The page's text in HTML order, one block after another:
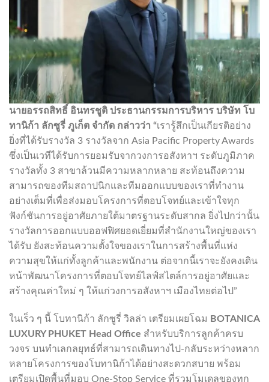
นายอรรถสิทธิ์ อินทรชูติ ประธานกรรมการบริหาร บริษัท โบ
ทานิก้า ลักซูรี่ ภูเก็ต จำกัด กล่าวว่า “เรารู้สึกเป็นเกียรติอย่าง
ยิ่งที่ได้รับรางวัล 3 รางวัลจาก Asia Pacific Property Awards
ซึ่งเป็นเวทีได้รับการยอมรับจากวงการอสังหาฯ ระดับภูมิภาค
รางวัลทั้ง 3 สาขาล้วนมีความหลากหลาย สะท้อนถึงความ
สามารถของทีมสถาปนิกและทีมออกแบบของเราที่ทำงาน
อย่างเต็มที่เพื่อส่งมอบโครงการที่ตอบโจทย์และเข้าใจทุก
ฟังก์ชันการอยู่อาศัยภายใต้มาตรฐานระดับสากล ยิ่งไปกว่านั้น
รางวัลการออกแบบออฟฟิศยอดเยี่ยมที่สำนักงานใหญ่ของเรา
ได้รับ ยังสะท้อนความตั้งใจของเราในการสร้างพื้นที่แห่ง
ความสุขให้แก่ทั้งลูกค้าและพนักงาน ต่อจากนี้เราจะยังคงเดิน
หน้าพัฒนาโครงการที่ตอบโจทย์ไลฟ์สไตล์การอยู่อาศัยและ
สร้างคุณค่าใหม่ ๆ ให้แก่วงการอสังหาฯ เมืองไทยต่อไป”
ในเร็ว ๆ นี้ โบทานิก้า ลักซูรี่ วิลล่า เตรียมเผยโฉม BOTANICA
LUXURY PHUKET Head Office สำหรับบริการลูกค้าครบ
วงจร บนทำเลกลยุทธ์ที่สามารถเดินทางไป-กลับระหว่างหลาก
หลายโครงการของโบทานิก้าได้อย่างสะดวกสบาย พร้อม
เตรียมเปิดพื้นที่มอบ One-Stop Service ที่รวมโมเดลของทุก